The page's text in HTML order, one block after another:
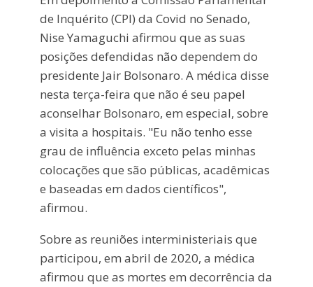
de Inquérito (CPI) da Covid no Senado,
Nise Yamaguchi afirmou que as suas
posições defendidas não dependem do
presidente Jair Bolsonaro. A médica disse
nesta terça-feira que não é seu papel
aconselhar Bolsonaro, em especial, sobre
a visita a hospitais. "Eu não tenho esse
grau de influência exceto pelas minhas
colocações que são públicas, acadêmicas
e baseadas em dados científicos",
afirmou.
Sobre as reuniões interministeriais que
participou, em abril de 2020, a médica
afirmou que as mortes em decorrência da